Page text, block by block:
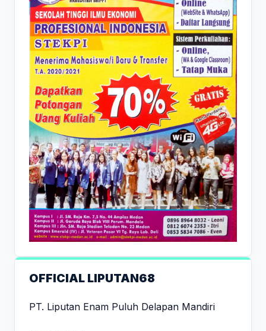
OFFICIAL LIPUTAN68
PT. Liputan Enam Puluh Delapan Mandiri